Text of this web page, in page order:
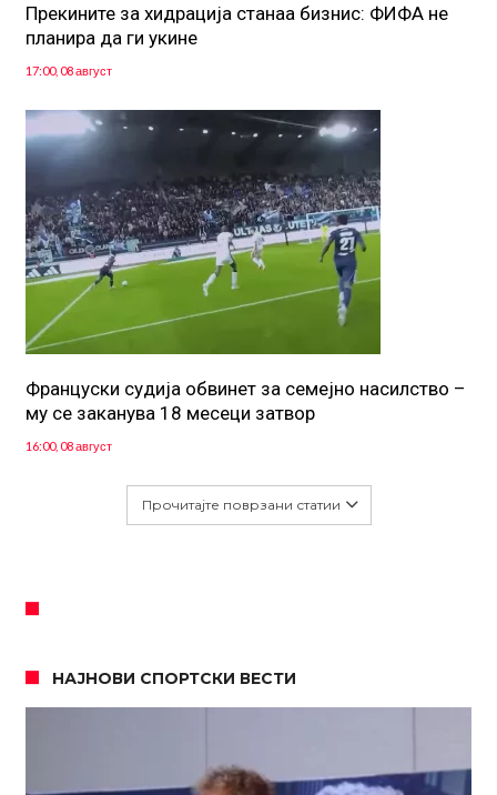
Прекините за хидрација станаа бизнис: ФИФА не
планира да ги укине
17:00, 08 август
Француски судија обвинет за семејно насилство –
му се заканува 18 месеци затвор
16:00, 08 август
Прочитајте поврзани статии
НАЈНОВИ СПОРТСКИ ВЕСТИ